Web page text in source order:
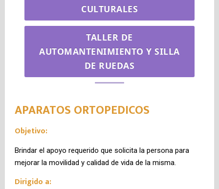
CULTURALES
TALLER DE
AUTOMANTENIMIENTO Y SILLA
DE RUEDAS
APARATOS ORTOPEDICOS
Objetivo:
Brindar el apoyo requerido que solicita la persona para
mejorar la movilidad y calidad de vida de la misma.
Dirigido a: